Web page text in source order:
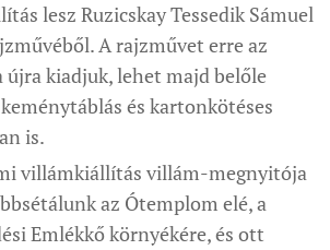
lesz Ruzicskay Tessedik Sámuel
A rajzművet erre az
újra kiadjuk, lehet majd belőle
és kartonkötéses
is.
villámkiállítás villám-megnyitója
az Ótemplom elé, a
Emlékkő környékére, és ott